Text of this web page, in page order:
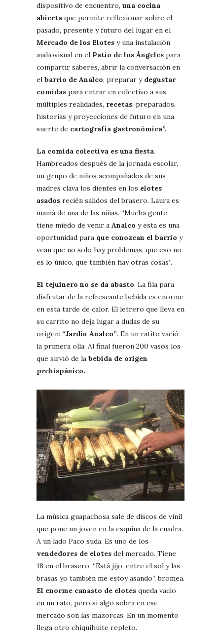
dispositivo de encuentro, una cocina
abierta que permite reflexionar sobre el
pasado, presente y futuro del lugar en el
Mercado de los Elotes y una instalación
audiovisual en el Patio de los Ángeles para
compartir saberes, abrir la conversación en
el barrio de Analco, preparar y degustar
comidas para entrar en colectivo a sus
múltiples realidades, recetas, preparados,
historias y proyecciones de futuro en una
suerte de cartografía gastronómica”.
La comida colectiva es una fiesta.
Hambreados después de la jornada escolar,
un grupo de niños acompañados de sus
madres clava los dientes en los elotes
asados recién salidos del brasero. Laura es
mamá de una de las niñas. “Mucha gente
tiene miedo de venir a Analco y esta es una
oportunidad para que conozcan el barrio y
vean que no solo hay problemas, que eso no
es lo único, que también hay otras cosas”.
El tejuinero no se da abasto. La fila para
disfrutar de la refrescante bebida es enorme
en esta tarde de calor. El letrero que lleva en
su carrito no deja lugar a dudas de su
origen: “Jardín Analco”. En un ratito vació
la primera olla. Al final fueron 200 vasos los
que sirvió de la bebida de origen
prehispánico.
La música guapachosa sale de discos de vinil
que pone un joven en la esquina de la cuadra.
A un lado Paco suda. Es uno de los
vendedores de elotes del mercado. Tiene
18 en el brasero. “Está jijo, entre el sol y las
brasas yo también me estoy asando”, bromea.
El enorme canasto de elotes queda vacío
en un rato, pero si algo sobra en ese
mercado son las mazorcas. En un momento
llega otro chiquihuite repleto.